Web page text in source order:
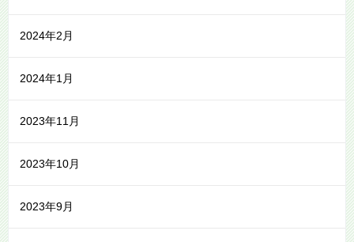
2024年2月
2024年1月
2023年11月
2023年10月
2023年9月